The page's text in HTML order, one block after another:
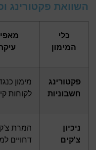
השוואת פקטורינג
כלי
המימון
פקטורינג
חשבוניות
מימון
לקוחות
ניכיון
צ'קים
המרת
דחויים